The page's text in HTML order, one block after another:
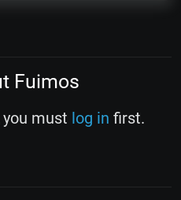
Fuimos
must log in first.